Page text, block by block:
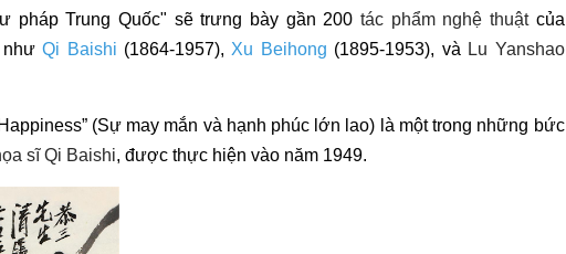
pháp Trung Quốc" sẽ trưng bày gần 200 tác phẩm nghệ thuậtcủa
nhưQi Baishi (1864-1957), Xu Beihong (1895-1953), và Lu Yanshao
(Sự may mắn và hạnh phúc lớn lao) là một trong những bức
sĩ Qi Baishi, được thực hiện vào năm 1949.